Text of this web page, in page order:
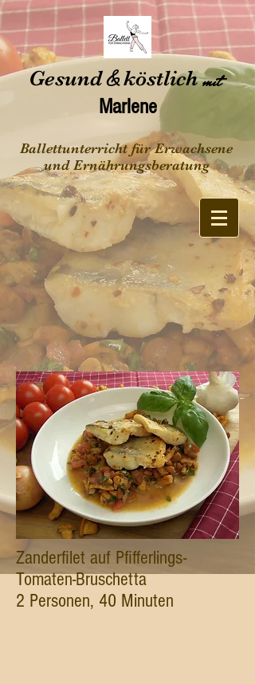
Gesund&köstlichmit
Marlene
Ballettunterricht für Erwachsene
und Ernährungsberatung
Zanderfilet auf Pfifferlings-
Tomaten-Bruschetta
2 Personen, 40 Minuten